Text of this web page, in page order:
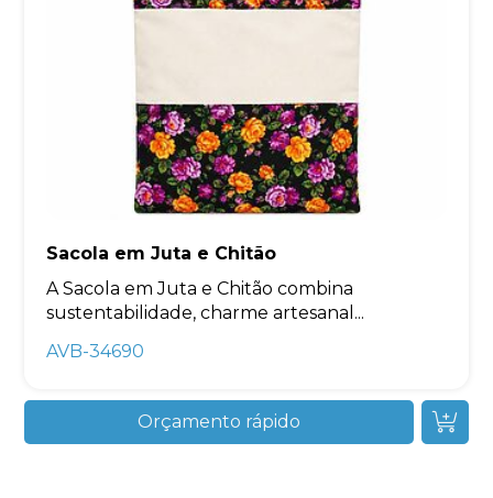
Sacola em Juta e Chitão
A Sacola em Juta e Chitão combina
sustentabilidade, charme artesanal...
AVB-34690
Orçamento rápido